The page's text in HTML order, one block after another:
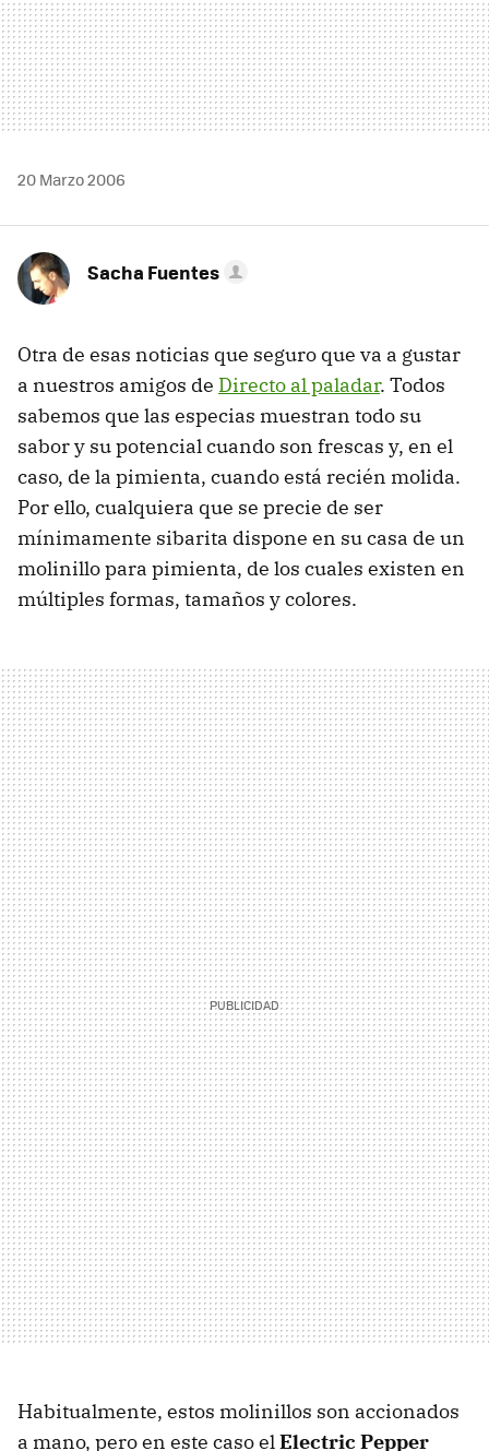
20 Marzo 2006
Sacha Fuentes
Otra de esas noticias que seguro que va a gustar
a nuestros amigos de Directo al paladar. Todos
sabemos que las especias muestran todo su
sabor y su potencial cuando son frescas y, en el
caso, de la pimienta, cuando está recién molida.
Por ello, cualquiera que se precie de ser
mínimamente sibarita dispone en su casa de un
molinillo para pimienta, de los cuales existen en
múltiples formas, tamaños y colores.
Habitualmente, estos molinillos son accionados
a mano, pero en este caso elElectric Pepper